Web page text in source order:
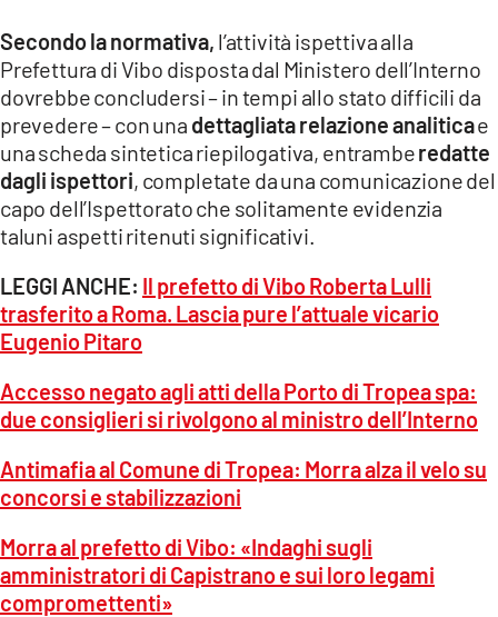
Secondo la normativa, l’attività ispettiva alla
Prefettura di Vibo disposta dal Ministero dell’Interno
dovrebbe concludersi – in tempi allo stato difficili da
prevedere – con una dettagliata relazione analiticae
una scheda sintetica riepilogativa, entramberedatte
dagli ispettori, completate da una comunicazione del
capo dell’Ispettorato che solitamente evidenzia
taluni aspetti ritenuti significativi.
LEGGI ANCHE: Il prefetto di Vibo Roberta Lulli
trasferito a Roma. Lascia pure l’attuale vicario
Eugenio Pitaro
Accesso negato agli atti della Porto di Tropea spa:
due consiglieri si rivolgono al ministro dell’Interno
Antimafia al Comune di Tropea: Morra alza il velo su
concorsi e stabilizzazioni
Morra al prefetto di Vibo: «Indaghi sugli
amministratori di Capistrano e sui loro legami
compromettenti»